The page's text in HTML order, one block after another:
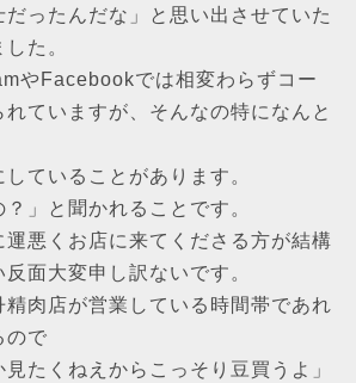
だったんだな」と思い出させていた
た。
やFacebookでは相変わらずコー
れていますが、そんなの特になんと
ていることがあります。
？」と聞かれることです。
悪くお店に来てくださる方が結構
面大変申し訳ないです。
精肉店が営業している時間帯であれ
ので
見たくねえからこっそり豆買うよ」